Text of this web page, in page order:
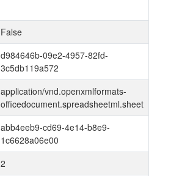
False
d984646b-09e2-4957-82fd-
3c5db119a572
application/vnd.openxmlformats-
officedocument.spreadsheetml.sheet
abb4eeb9-cd69-4e14-b8e9-
1c6628a06e00
2